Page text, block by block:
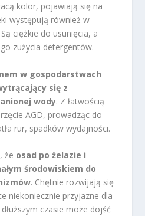
kolor, pojawiają się na
występują również w
ciężkie do usunięcia, a
zużycia detergentów.
w gospodarstwach
się z
wody. Z łatwością
AGD, prowadząc do
rur, spadków wydajności.
że osad po żelazie i
środowiskiem do
. Chętnie rozwijają się
niekoniecznie przyjazne dla
czasie może dojść